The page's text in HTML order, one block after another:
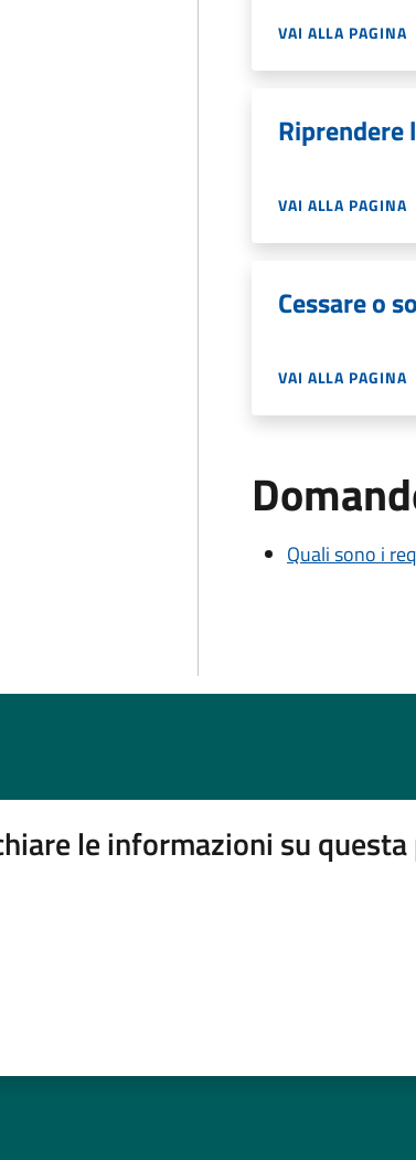
VAI ALLA PAGINA
VAI ALLA PAGINA
Cessare o
VAI ALLA PAGINA
Quali sono i
le informazioni su questa